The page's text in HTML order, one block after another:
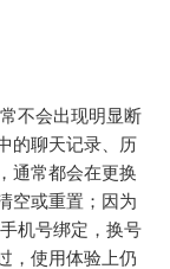
不会出现明显断
的聊天记录、历
通常都会在更换
空或重置；因为
机号绑定，换号
，使用体验上仍